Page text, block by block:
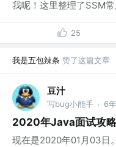
我呢！这里整理了SSM
25
我是五包辣条 赞了这篇文章
豆汁
写bug小能手 · 6
2020年Java面试攻
现在是2020年01月03日